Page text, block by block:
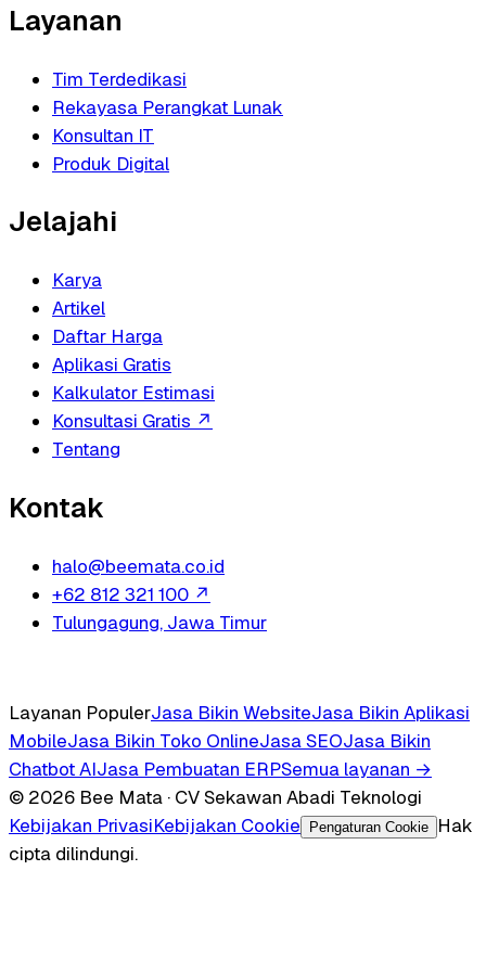
Layanan
Tim Terdedikasi
Rekayasa Perangkat Lunak
Konsultan IT
Produk Digital
Jelajahi
Karya
Artikel
Daftar Harga
Aplikasi Gratis
Kalkulator Estimasi
Konsultasi Gratis ↗
Tentang
Kontak
halo@beemata.co.id
+62 812 321 100 ↗
Tulungagung, Jawa Timur
Layanan PopulerJasa Bikin WebsiteJasa Bikin Aplikasi
MobileJasa Bikin Toko OnlineJasa SEOJasa Bikin
Chatbot AIJasa Pembuatan ERPSemua layanan →
© 2026 Bee Mata · CV Sekawan Abadi Teknologi
Kebijakan PrivasiKebijakan Cookie Pengaturan Cookie
Hak
cipta dilindungi.